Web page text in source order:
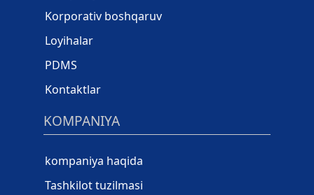
Korporativ boshqaruv
Loyihalar
PDMS
Kontaktlar
KOMPANIYA
kompaniya haqida
Tashkilot tuzilmasi